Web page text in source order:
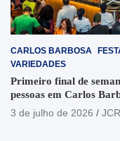
CARLOS BARBOSA
VARIEDADES
Primeiro final de
pessoas em Carlos
3 de julho de 2026